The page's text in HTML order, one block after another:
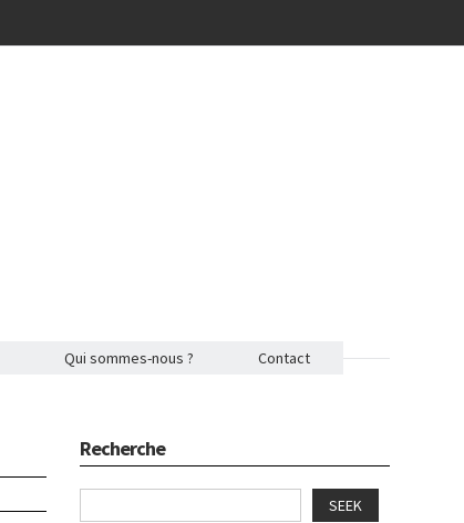
Qui sommes-nous ? Contact
Recherche
SEEK